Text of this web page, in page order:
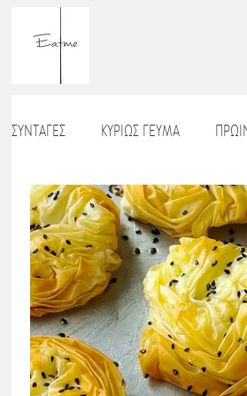
ΣΥΝΤΑΓΕΣ ΚΥΡΙΩΣ ΓΕΥΜΑ
ΤΑΡΤΕΣ ΨΩΜΙ
ΒΡΑΔΙΝΟ
ΣΝΑΚ ΠΑΡΑΔΟΣΙΑΚΑ ΓΛΥΚΑ